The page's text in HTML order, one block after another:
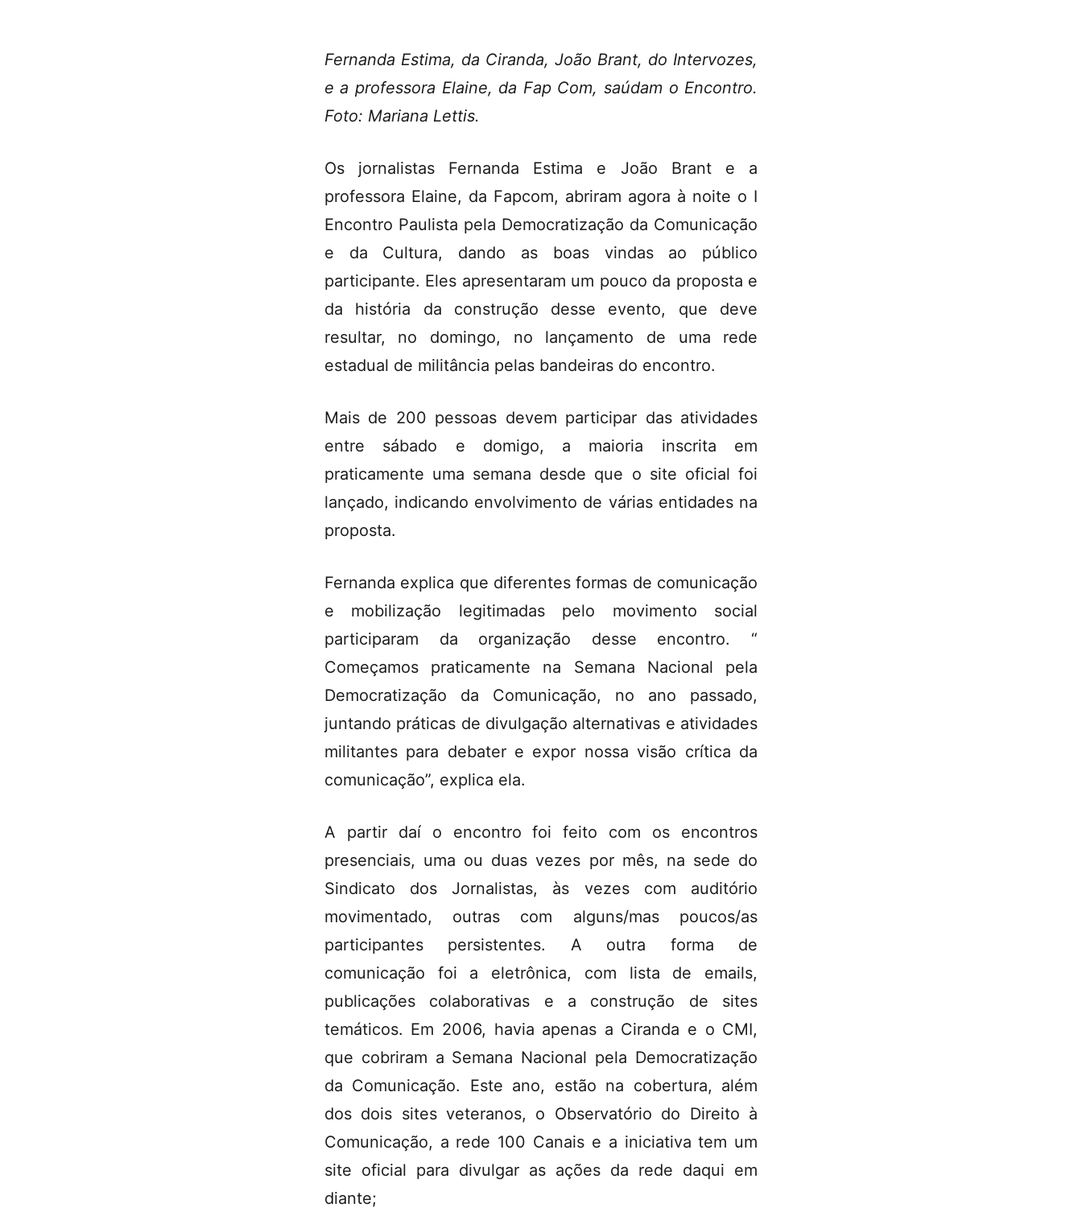
Fernanda Estima, da Ciranda, João Brant, do Intervozes,
e a professora Elaine, da Fap Com, saúdam o Encontro.
Foto: Mariana Lettis.
Os jornalistas Fernanda Estima e João Brant e a
professora Elaine, da Fapcom, abriram agora à noite o I
Encontro Paulista pela Democratização da Comunicação
e da Cultura, dando as boas vindas ao público
participante. Eles apresentaram um pouco da proposta e
da história da construção desse evento, que deve
resultar, no domingo, no lançamento de uma rede
estadual de militância pelas bandeiras do encontro.
Mais de 200 pessoas devem participar das atividades
entre sábado e domigo, a maioria inscrita em
praticamente uma semana desde que o site oficial foi
lançado, indicando envolvimento de várias entidades na
proposta.
Fernanda explica que diferentes formas de comunicação
e mobilização legitimadas pelo movimento social
participaram da organização desse encontro. “
Começamos praticamente na Semana Nacional pela
Democratização da Comunicação, no ano passado,
juntando práticas de divulgação alternativas e atividades
militantes para debater e expor nossa visão crítica da
comunicação”, explica ela.
A partir daí o encontro foi feito com os encontros
presenciais, uma ou duas vezes por mês, na sede do
Sindicato dos Jornalistas, às vezes com auditório
movimentado, outras com alguns/mas poucos/as
participantes persistentes. A outra forma de
comunicação foi a eletrônica, com lista de emails,
publicações colaborativas e a construção de sites
temáticos. Em 2006, havia apenas a Ciranda e o CMI,
que cobriram a Semana Nacional pela Democratização
da Comunicação. Este ano, estão na cobertura, além
dos dois sites veteranos, o Observatório do Direito à
Comunicação, a rede 100 Canais e a iniciativa tem um
site oficial para divulgar as ações da rede daqui em
diante;